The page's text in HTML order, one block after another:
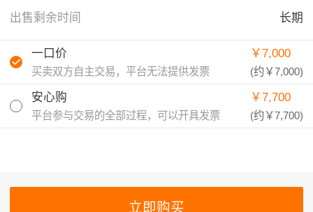
出售剩余时间 长期
一口价
买卖双方自主交易，平台无法提供发票
￥7,000
(约￥7,000)
安心购
平台参与交易的全部过程，可以开具发票
￥7,700
(约￥7,700)